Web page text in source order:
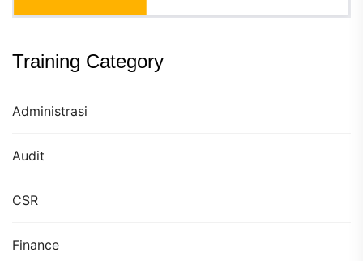
Training Category
Administrasi
Audit
CSR
Finance